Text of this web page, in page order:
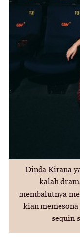
Dinda Kirana
kalah
membalutnya
kian
sequin